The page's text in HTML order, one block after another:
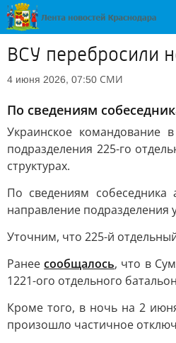
ВСУ перебросили
4 июня 2026, 07:50 СМИ
По сведениям
Украинское командование
подразделения 225-го
структурах.
По сведениям
направление подразделения
Уточним, что 225-й
Ранеесообщалось, что в
1221-ого отдельного
Кроме того, в ночь на 2
произошло частичное